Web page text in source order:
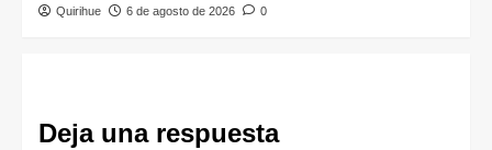
Quirihue 6 de agosto de 2026 0
Deja una respuesta